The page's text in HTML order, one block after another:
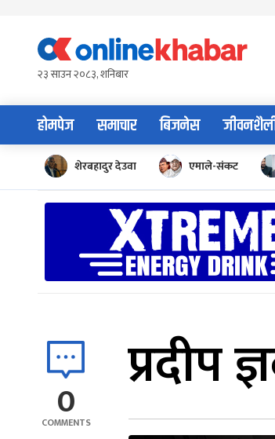
content२३ साउन २०८३, शनिबार
होमपेज समाचार बिजनेस
शेरबहादुर देउवा एमाले-संकट
0
COMMENTS
प्रदीप